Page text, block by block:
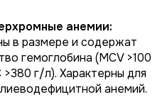
анемии:
в размере и содержат
гемоглобина (MCV >100
>380 г/л). Характерны для
анемий.